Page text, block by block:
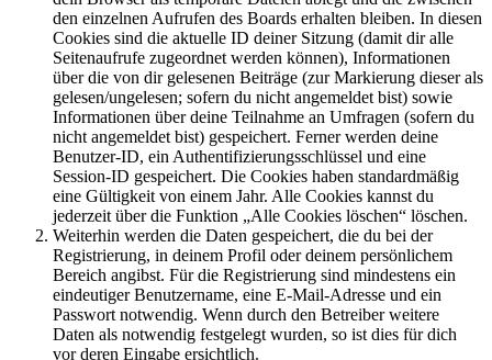
den einzelnen Aufrufen des Boards erhalten bleiben. In diesen
Cookies sind die aktuelle ID deiner Sitzung (damit dir alle
Seitenaufrufe zugeordnet werden können), Informationen
über die von dir gelesenen Beiträge (zur Markierung dieser als
gelesen/ungelesen; sofern du nicht angemeldet bist) sowie
Informationen über deine Teilnahme an Umfragen (sofern du
nicht angemeldet bist) gespeichert. Ferner werden deine
Benutzer-ID, ein Authentifizierungsschlüssel und eine
Session-ID gespeichert. Die Cookies haben standardmäßig
eine Gültigkeit von einem Jahr. Alle Cookies kannst du
jederzeit über die Funktion „Alle Cookies löschen“ löschen.
Weiterhin werden die Daten gespeichert, die du bei der
Registrierung, in deinem Profil oder deinem persönlichem
Bereich angibst. Für die Registrierung sind mindestens ein
eindeutiger Benutzername, eine E-Mail-Adresse und ein
Passwort notwendig. Wenn durch den Betreiber weitere
Daten als notwendig festgelegt wurden, so ist dies für dich
vor deren Eingabe ersichtlich.